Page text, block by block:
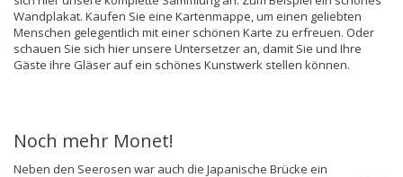
Wandplakat. Kaufen Sie eine Kartenmappe, um einen geliebten
Menschen gelegentlich mit einer schönen Karte zu erfreuen. Oder
schauen Sie sich hier unsere Untersetzer an, damit Sie und Ihre
Gäste ihre Gläser auf ein schönes Kunstwerk stellen können.
Noch mehr Monet!
Neben den Seerosen war auch die Japanische Brücke ein